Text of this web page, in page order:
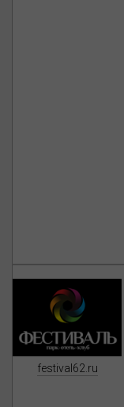
festival62.ru